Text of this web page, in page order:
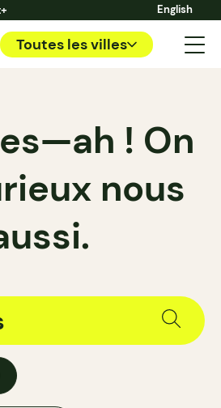
English
Toutes les villes
! On
nous